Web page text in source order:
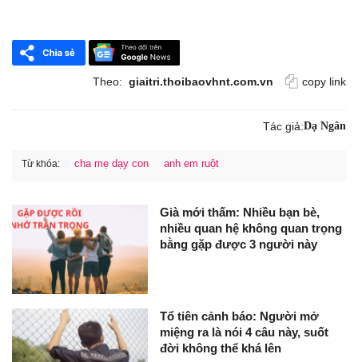
Theo: giaitri.thoibaovhnt.com.vn copy link
Tác giả:Dạ Ngân
Từ khóa: cha mẹ dạy con anh em ruột
Già mới thấm: Nhiều bạn bè,
nhiều quan hệ không quan trọng
bằng gặp được 3 người này
Tổ tiên cảnh báo: Người mở
miệng ra là nói 4 câu này, suốt
đời không thể khá lên